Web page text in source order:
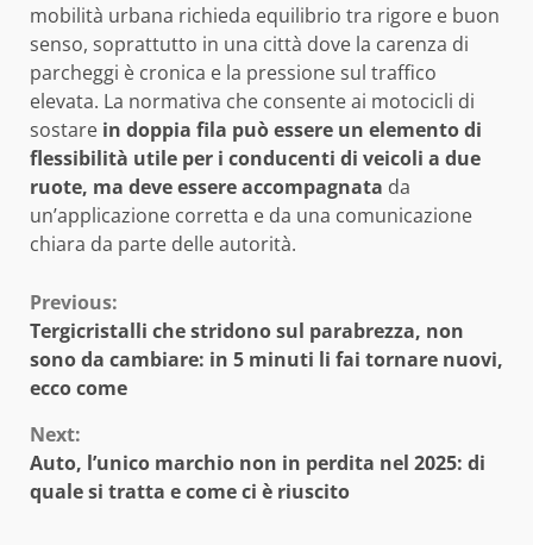
mobilità urbana richieda equilibrio tra rigore e buon
senso, soprattutto in una città dove la carenza di
parcheggi è cronica e la pressione sul traffico
elevata. La normativa che consente ai motocicli di
sostare in doppia fila può essere un elemento di
flessibilità utile per i conducenti di veicoli a due
ruote, ma deve essere accompagnata da
un’applicazione corretta e da una comunicazione
chiara da parte delle autorità.
Continue
Reading
Previous:
Tergicristalli che stridono sul parabrezza, non
sono da cambiare: in 5 minuti li fai tornare nuovi,
ecco come
Next:
Auto, l’unico marchio non in perdita nel 2025: di
quale si tratta e come ci è riuscito